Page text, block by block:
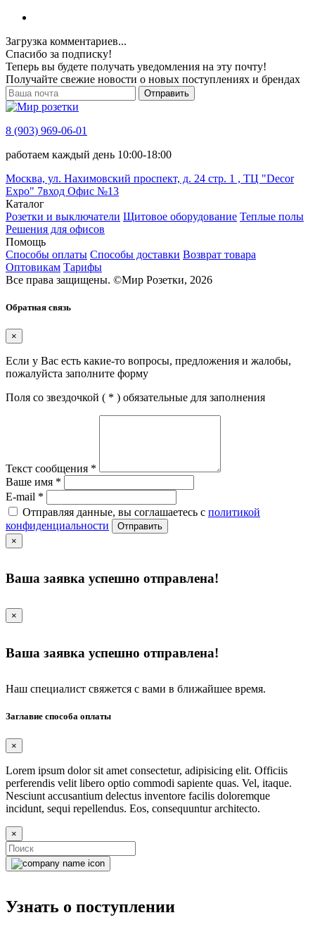
Загрузка комментариев...
Спасибо за подписку!
Теперь вы будете получать уведомления на эту почту!
Получайте свежие новости о новых поступлениях и брендах
Отправить
8 (903) 969-06-01
работаем каждый день 10:00-18:00
Москва, ул. Нахимовский проспект, д. 24 стр. 1 , ТЦ "Decor
Expo" 7вход Офис №13
Каталог
Розетки и выключатели Щитовое оборудование Теплые полы
Решения для офисов
Помощь
Способы оплаты Способы доставки Возврат товара
Оптовикам Тарифы
Все права защищены. ©Мир Розетки, 2026
Обратная связь
×
Если у Вас есть какие-то вопросы, предложения и жалобы,
пожалуйста заполните форму
Поля со звездочкой ( * ) обязательные для заполнения
Текст сообщения *
Ваше имя *
E-mail *
Отправляя данные, вы соглашаетесь с политикой
конфиденциальности
Отправить
×
Ваша заявка успешно отправлена!
×
Ваша заявка успешно отправлена!
Наш специалист свяжется с вами в ближайшее время.
Заглавие способа оплаты
×
Lorem ipsum dolor sit amet consectetur, adipisicing elit. Officiis
perferendis velit libero optio commodi sapiente quas. Vel, itaque.
Nesciunt accusantium delectus inventore facilis doloremque
incidunt, sequi repellendus. Eos, consequuntur architecto.
×
Узнать о поступлении